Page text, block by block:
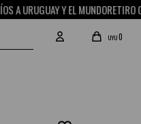
Y EL MUNDORETIRO
UYU0